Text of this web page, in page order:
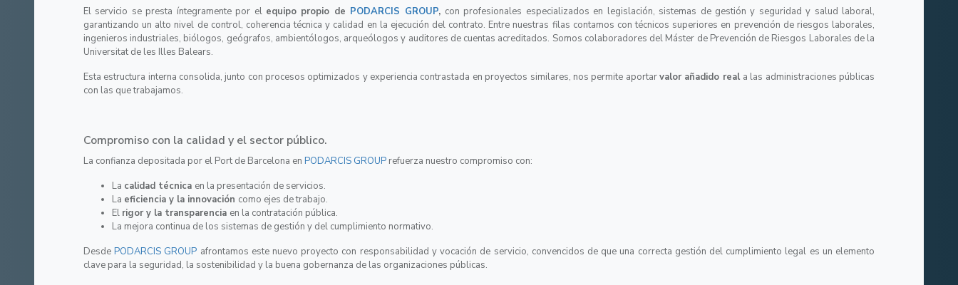
El servicio se presta íntegramente por el equipo propio de PODARCIS GROUP, con profesionales especializados en legislación, sistemas de gestión y seguridad y salud laboral,
garantizando un alto nivel de control, coherencia técnica y calidad en la ejecución del contrato. Entre nuestras filas contamos con técnicos superiores en prevención de riesgos laborales,
ingenieros industriales, biólogos, geógrafos, ambientólogos, arqueólogos y auditores de cuentas acreditados. Somos colaboradores del Máster de Prevención de Riesgos Laborales de la
Universitat de les Illes Balears.
Esta estructura interna consolida, junto con procesos optimizados y experiencia contrastada en proyectos similares, nos permite aportarvalor añadido real a las administraciones públicas
con las que trabajamos.
Compromiso con la calidad y el sector público.
La confianza depositada por el Port de Barcelona en PODARCIS GROUP refuerza nuestro compromiso con:
La calidad técnica en la presentación de servicios.
La eficiencia y la innovación como ejes de trabajo.
El rigor y la transparencia en la contratación pública.
La mejora continua de los sistemas de gestión y del cumplimiento normativo.
DesdePODARCIS GROUP afrontamos este nuevo proyecto con responsabilidad y vocación de servicio, convencidos de que una correcta gestión del cumplimiento legal es un elemento
clave para la seguridad, la sostenibilidad y la buena gobernanza de las organizaciones públicas.